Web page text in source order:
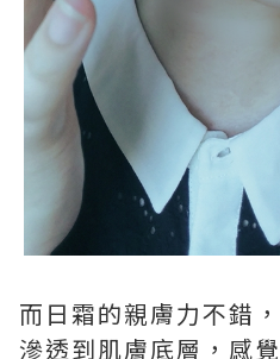
而日霜的親膚力不錯
滲透到肌膚底層，感